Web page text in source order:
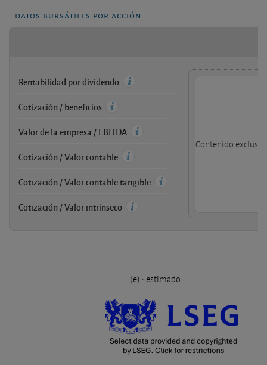
datos bursátiles por acción
Rentabilidad por dividendo
Contenido
Cotización / beneficios
Valor de la empresa / EBITDA
Cotización / Valor contable
Cotización / Valor contable tangible
Cotización / Valor intrínseco
(e) : estimado